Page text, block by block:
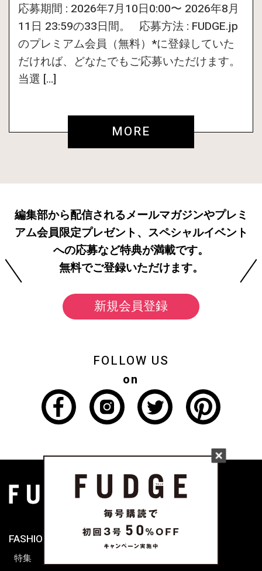
応募期間 : 2026年7月10日0:00〜 2026年8月
11日 23:59の33日間。 応募方法 : FUDGE.jp
のプレミアム会員（無料）*に登録していた
だければ、どなたでもご応募いただけます。
当選 […]
MORE
編集部から配信されるメールマガジンやプレミ
アム会員限定プレゼント、スペシャルイベント
への応募など特典が満載です。
無料でご登録いただけます。
新規会員登録
FOLLOW US
on
FASHION
特集
FUDGE tab.